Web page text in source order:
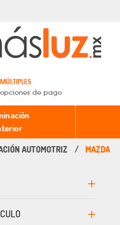
MÚLTIPLES
opciones de pago
en efectivo o Cheque y
AUTOMOTRIZ MAZDA